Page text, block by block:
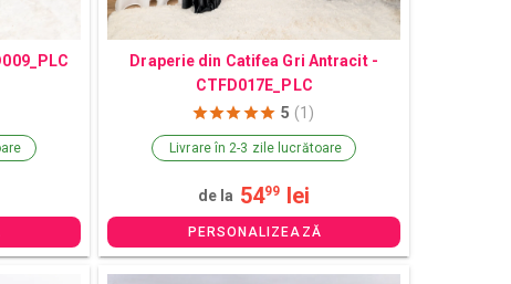
Draperie din Catifea Gri Antracit -
CTFD017E_PLC
5 (1)
Livrare în 2-3 zile lucrătoare
de la 5499 lei
PERSONALIZEAZĂ